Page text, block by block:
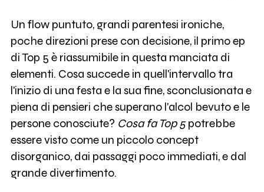
Un flow puntuto, grandi parentesi ironiche,
poche direzioni prese con decisione, il primo ep
di Top 5 è riassumibile in questa manciata di
elementi. Cosa succede in quell'intervallo tra
l'inizio di una festa e la sua fine, sconclusionata e
piena di pensieri che superano l'alcol bevuto e le
persone conosciute? Cosa fa Top 5potrebbe
essere visto come un piccolo concept
disorganico, dai passaggi poco immediati, e dal
grande divertimento.